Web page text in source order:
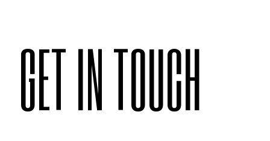
GET IN TOUCH